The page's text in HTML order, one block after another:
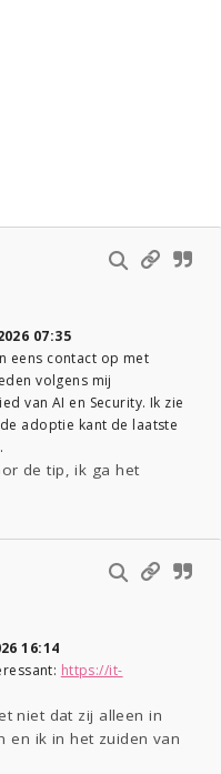
07:35
eens contact op met
volgens mij
van AI en Security. Ik zie
adoptie kant de laatste
de tip, ik ga het
16:14
https://it-
niet dat zij alleen in
en ik in het zuiden van